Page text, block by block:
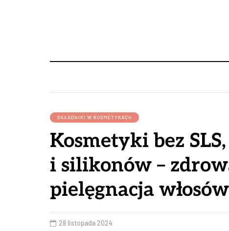
SKŁADNIKI W KOSMETYKACH
Kosmetyki bez
i silikonów –
pielęgnacja włosów
28 listopada 2024